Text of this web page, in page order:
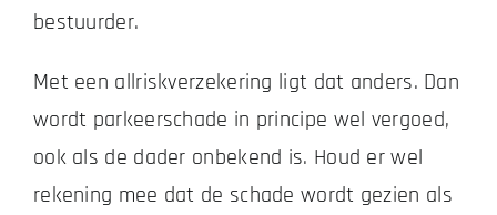
bestuurder.
Met een allriskverzekering ligt dat anders. Dan
wordt parkeerschade in principe wel vergoed,
ook als de dader onbekend is. Houd er wel
rekening mee dat de schade wordt gezien als